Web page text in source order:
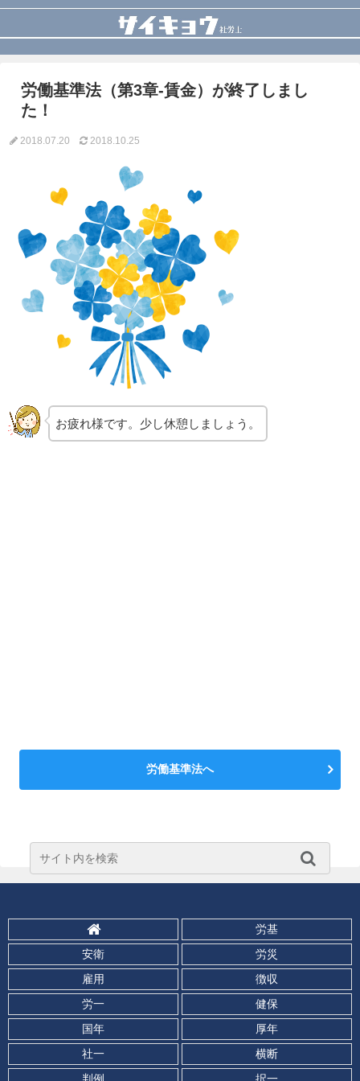
労働基準法（第3章-賃金）が終了しまし
た！
2018.07.20 2018.10.25
お疲れ様です。少し休憩しましょう。
労働基準法へ
労基
安衛
労災
雇用
徴収
労一
健保
国年
厚年
社一
横断
判例
択一